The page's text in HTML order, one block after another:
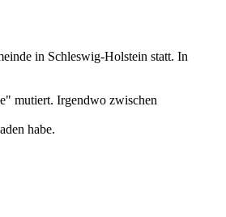
in Schleswig-Holstein statt. In
mutiert. Irgendwo zwischen
habe.